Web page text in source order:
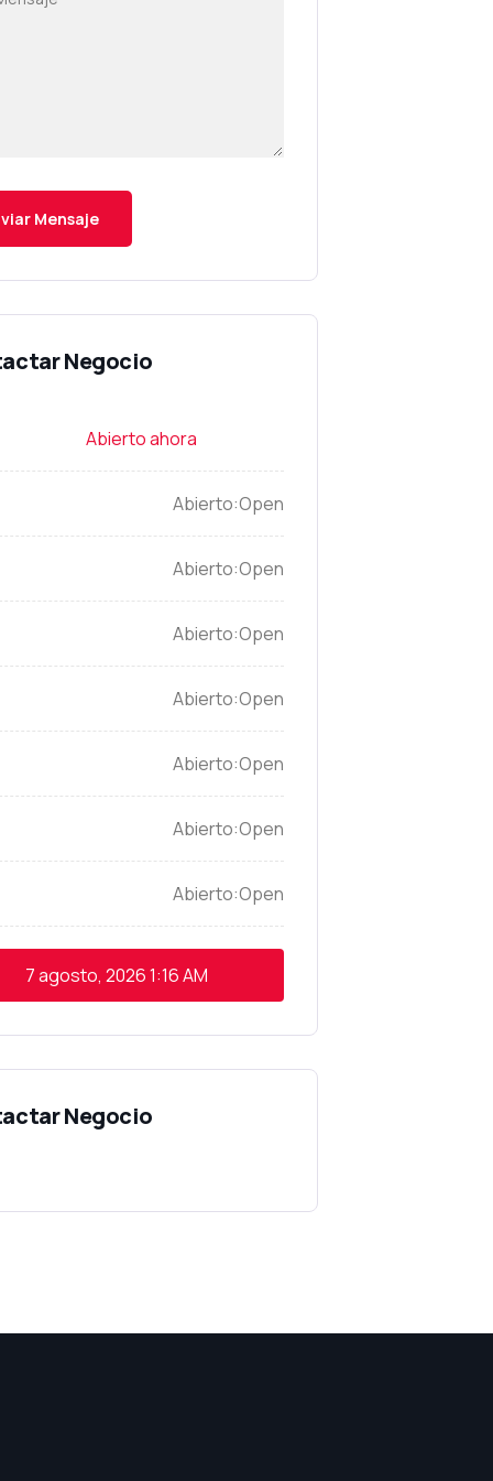
Open
Open
Open
Open
Open
Open
Open
7 agosto, 20261:16 AM